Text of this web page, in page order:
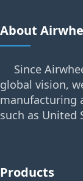
About
Since
global vision,
manufacturing
such as United
Products